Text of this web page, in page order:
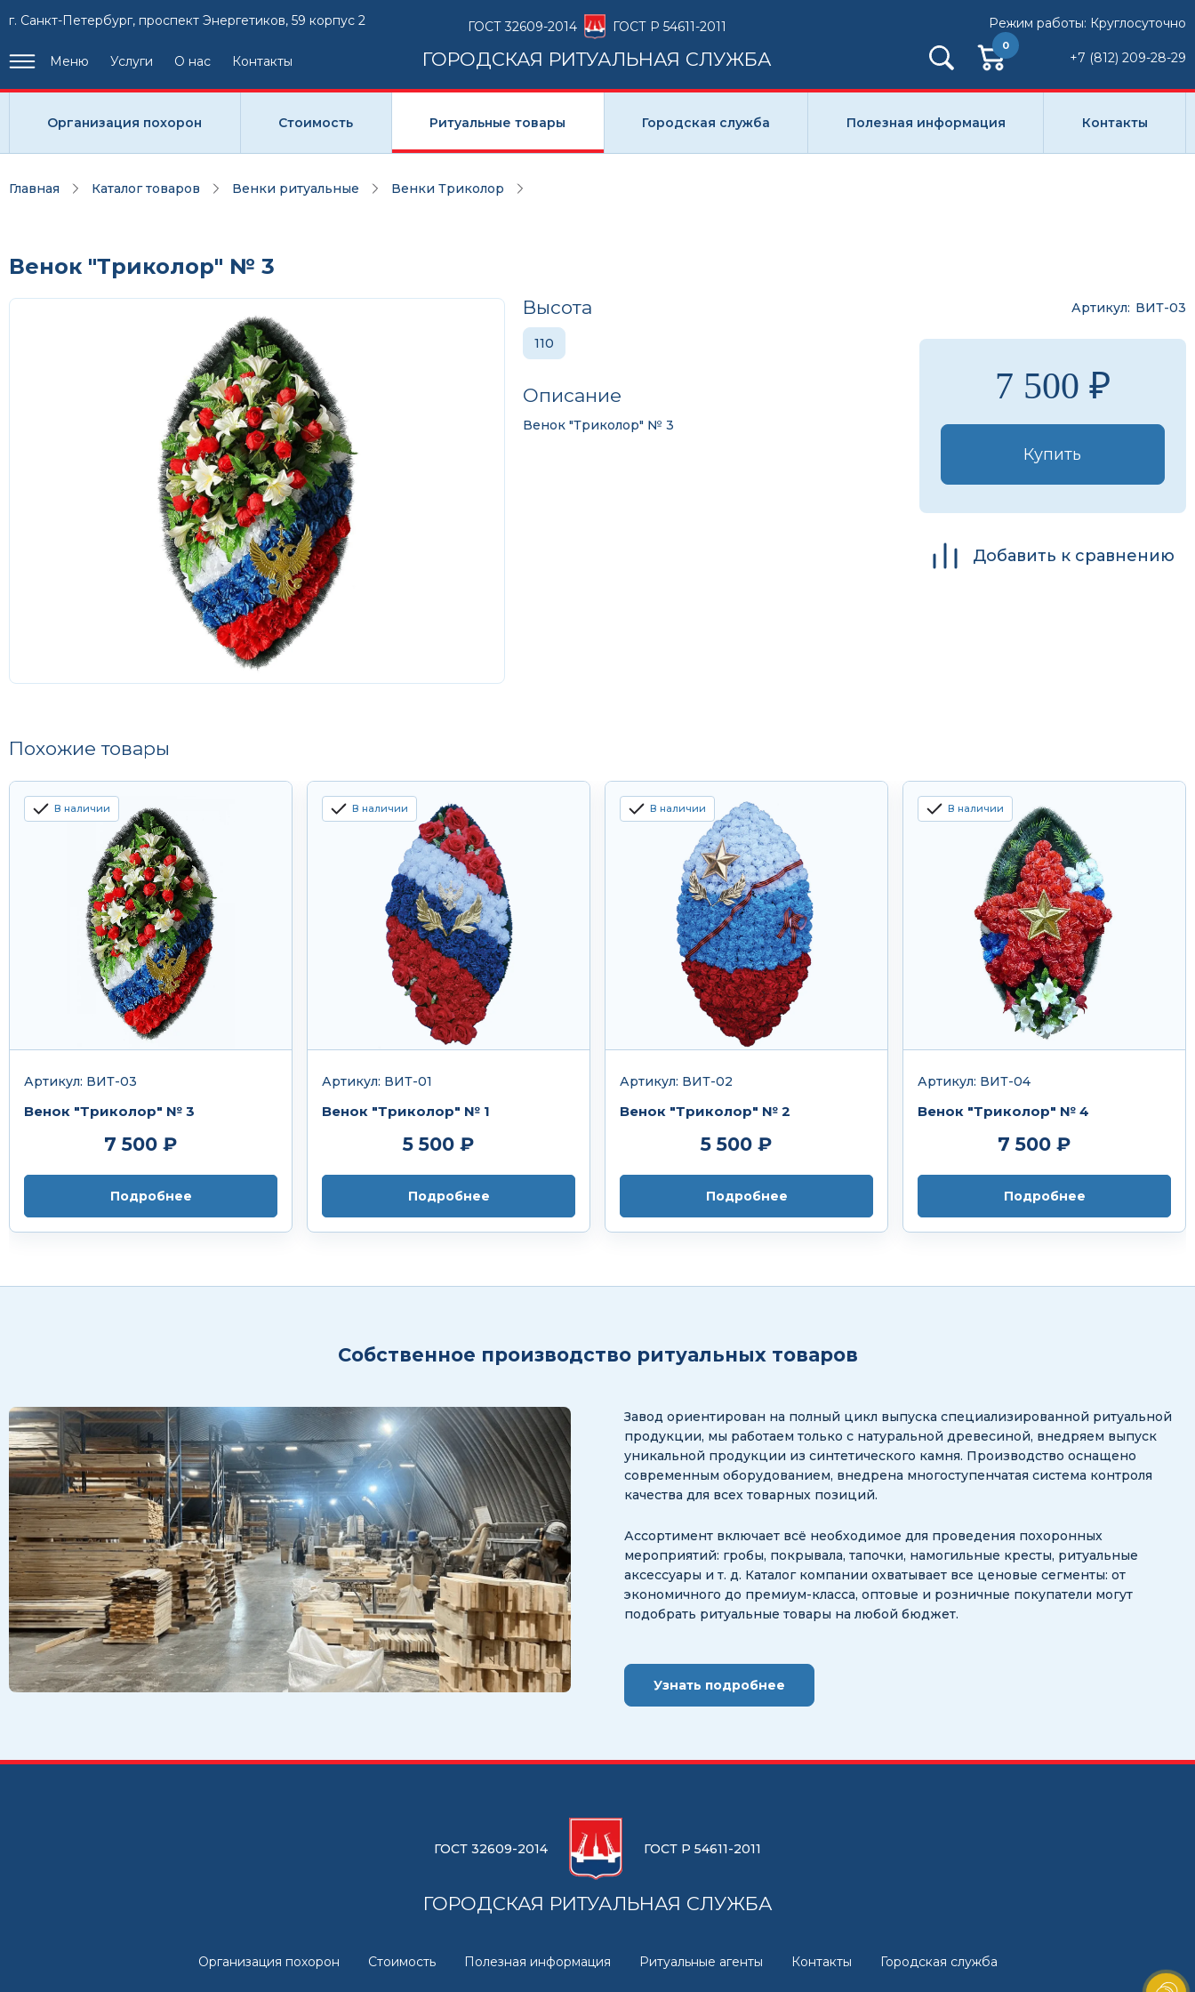
г. Санкт-Петербург, проспект Энергетиков, 59 корпус 2
Меню Услуги О нас Контакты
ГОСТ 32609-2014 ГОСТ Р 54611-2011
ГОРОДСКАЯ РИТУАЛЬНАЯ СЛУЖБА
Режим работы: Круглосуточно
0
+7 (812) 209-28-29
Организация похорон Стоимость Ритуальные товары Городская служба Полезная информация Контакты
Главная Каталог товаров Венки ритуальные Венки Триколор
Венок "Триколор" № 3
Высота
110
Описание
Венок "Триколор" № 3
Артикул ВИТ-03
7 500 ₽
Купить
Добавить к сравнению
Похожие товары
В наличии
Артикул: ВИТ-03
Венок "Триколор" № 3
7 500 ₽
Подробнее
В наличии
Артикул: ВИТ-01
Венок "Триколор" № 1
5 500 ₽
Подробнее
В наличии
Артикул: ВИТ-02
Венок "Триколор" № 2
5 500 ₽
Подробнее
В наличии
Артикул: ВИТ-04
Венок "Триколор" № 4
7 500 ₽
Подробнее
Собственное производство ритуальных товаров
Завод ориентирован на полный цикл выпуска специализированной ритуальной
продукции, мы работаем только с натуральной древесиной, внедряем выпуск
уникальной продукции из синтетического камня. Производство оснащено
современным оборудованием, внедрена многоступенчатая система контроля
качества для всех товарных позиций.
Ассортимент включает всё необходимое для проведения похоронных
мероприятий: гробы, покрывала, тапочки, намогильные кресты, ритуальные
аксессуары и т. д. Каталог компании охватывает все ценовые сегменты: от
экономичного до премиум-класса, оптовые и розничные покупатели могут
подобрать ритуальные товары на любой бюджет.
Узнать подробнее
ГОСТ 32609-2014 ГОСТ Р 54611-2011
ГОРОДСКАЯ РИТУАЛЬНАЯ СЛУЖБА
Организация похорон Стоимость Полезная информация Ритуальные агенты Контакты Городская служба